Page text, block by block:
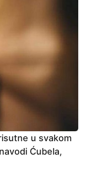
u svakom
Ćubela,